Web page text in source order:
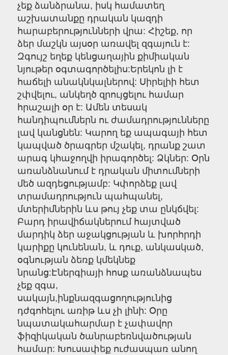
չեք ձանձրանա, իսկ համատեղ
աշխատանքը դրական կազդի
հարաբերությունների վրա: Հիշեք, որ
ձեր մաշկն այսօր առավել զգայուն է:
Զգույշ եղեք կենցաղային քիմիական
նյութեր օգտագործելիս:Երեկոն լի է
հաճելի անակնկալներով: Սիրելիի հետ
շփվելու, անկեղծ զրույցելու համար
հրաշալի օր է: Ամեն տեսակ
հանդիպումներն ու ժամադրությունները
լավ կանցնեն: Կարող եք ապագայի հետ
կապված ծրագրեր մշակել, դրանք շատ
արագ կհաջողվի իրագործել: Ձկներ: Օրն
առանձնանում է դրական միտումների
մեծ ազդեցությամբ: Կփորձեք լավ
տրամադրություն պահպանել,
մտերիմներին ևս թույ չեք տա ընկճվել:
Բարդ իրավիճակներում հայտված
մարդիկ ձեր աջակցության և խորհրդի
կարիքը կունենան, և դուք, անկասկած,
օգնության ձեռք կմեկնեք
նրանց:Էներգիայի հոսք առանձնապես
չեք զգա,
սակայն,ինքնազգացողությունից
դժգոհելու առիթ ևս չի լինի: Օրը
նպատակահարմար է չափավոր
ֆիզիկական ծանրաբեռնվածության
համար: Խուսափեք ուժասպառ անող